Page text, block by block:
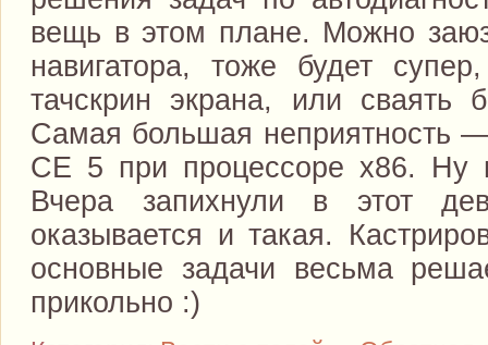
вещь в этом плане. Можно
навигатора, тоже будет
тачскрин экрана, или сваять
Самая большая неприятность
СЕ 5 при процессоре х86. Ну
Вчера запихнули в этот
оказывается и такая.
основные задачи весьма
прикольно :)